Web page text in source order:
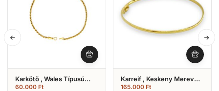
Karkötő , Wales Típusú
Karlánc (Nr.17)
60.000 Ft
Karreif , Keskeny Merev
Karkötő (Nr.3)
165.000 Ft